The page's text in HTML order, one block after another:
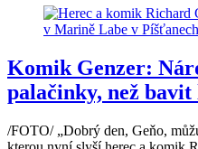
Komik Genzer:
palačinky, než
/FOTO/ „Dobrý den, Geňo,